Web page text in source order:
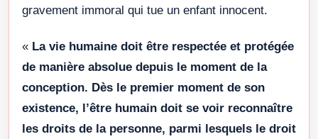
gravement immoral qui tue un enfant innocent.
« La vie humaine doit être respectée et protégée
de manière absolue depuis le moment de la
conception. Dès le premier moment de son
existence, l’être humain doit se voir reconnaître
les droits de la personne, parmi lesquels le droit